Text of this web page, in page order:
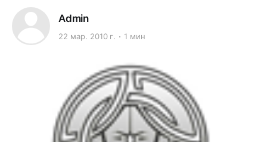
Admin
22 мар. 2010 г. 1 мин